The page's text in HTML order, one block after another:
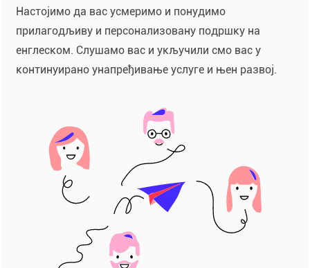
Настојимо да вас усмеримо и понудимо
прилагодљиву и персонализовану подршку на
енглеском. Слушамо вас и укључили смо вас у
континуирано унапређивање услуге и њен развој.